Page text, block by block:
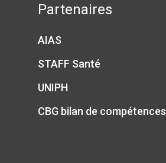
Partenaires
AIAS
STAFF Santé
UNIPH
CBG bilan de compétences